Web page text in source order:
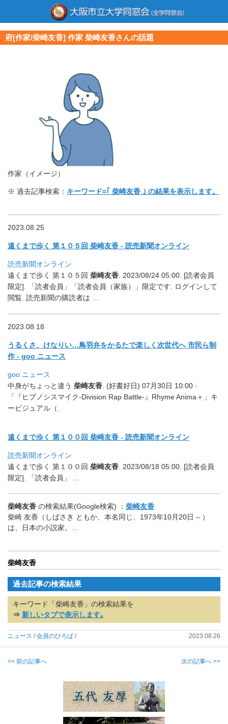
府[作家/柴崎友香] 作家 柴崎友香さんの話題
作家（イメージ）
※ 過去記事検索： キーワード=｢ 柴崎友香 ｣ の結果を表示します。
2023.08.25
遠くまで歩く 第１０５回 柴崎友香 - 読売新聞オンライン
読売新聞オンライン
遠くまで歩く 第１０５回 柴崎友香 . 2023/08/24 05:00. [読者会員
限定]. 「読者会員」「読者会員（家族）」限定です. ログインして
閲覧. 読売新聞の購読者は …
2023.08.18
うるくさ、けなりい…鳥羽弁をかるたで楽しく次世代へ 市民ら制
作 - goo ニュース
goo ニュース
中身がちょっと違う 柴崎友香 . (好書好日) 07月30日 10:00 ·
「『ヒプノシスマイク-Division Rap Battle-』Rhyme Anima＋」キ
ービジュアル（.
遠くまで歩く 第１００回 柴崎友香 - 読売新聞オンライン
読売新聞オンライン
遠くまで歩く 第１００回 柴崎友香 . 2023/08/18 05:00. [読者会員
限定]. 「読者会員」 …
柴崎友香 の検索結果(Google検索) ： 柴崎友香
柴崎 友香（しばさき ともか、本名同じ、1973年10月20日 – ）
は、日本の小説家。…
柴崎友香
過去記事の検索結果
キーワード「柴崎友香」の検索結果を
⇒ 新しいタブで表示します｡
ニュース /会員のひろば / 2023.08.26
<< 前の記事へ 次の記事へ >>